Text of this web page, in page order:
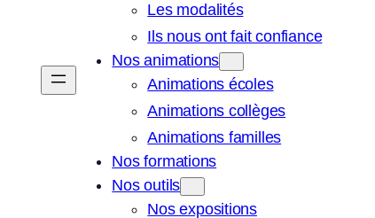
Les modalités
Ils nous ont fait confiance
Nos animations
Animations écoles
Animations collèges
Animations familles
Nos formations
Nos outils
Nos expositions